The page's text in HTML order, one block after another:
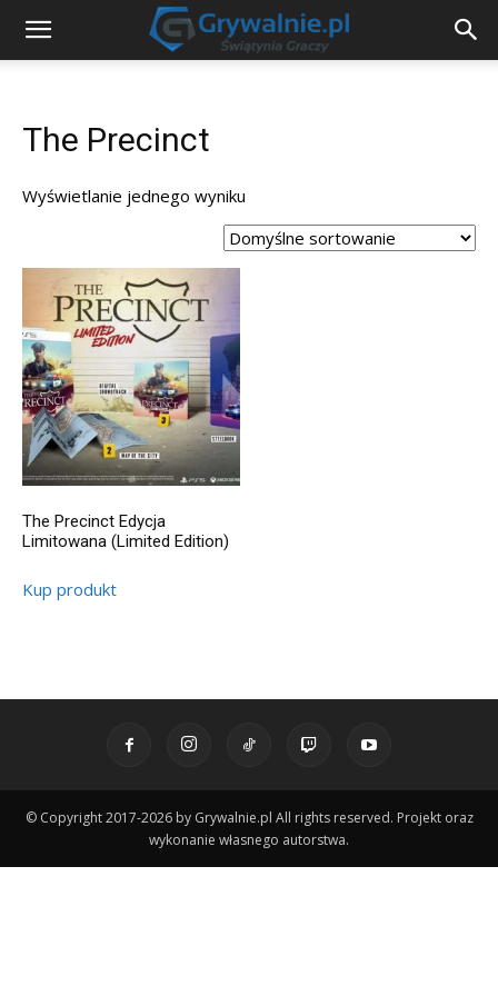
The Precinct
Wyświetlanie jednego wyniku
The Precinct Edycja
Limitowana (Limited Edition)
Kup produkt
© Copyright 2017-2026 by Grywalnie.pl All rights reserved. Projekt oraz
wykonanie własnego autorstwa.